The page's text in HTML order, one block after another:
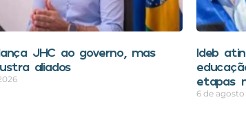
JHC ao governo, mas
aliados
Ideb
etapas
6 de